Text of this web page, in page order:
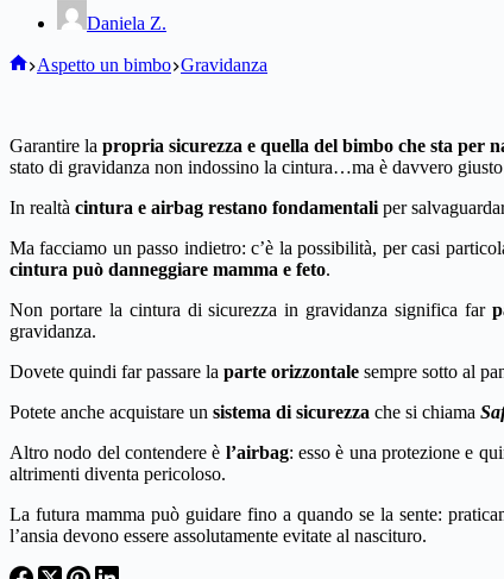
Daniela Z.
Home
Aspetto un bimbo Gravidanza
Garantire lapropria sicurezza e quella del bimbo che sta per
stato di gravidanza non indossino la cintura…ma è davvero
In realtà cintura e airbag restano fondamentali per
Ma facciamo un passo indietro: c’è la possibilità, per casi
cintura può danneggiare mamma e feto.
Non portare la cintura di sicurezza in gravidanza significa far
gravidanza.
Dovete quindi far passare la parte orizzontale sempre sotto al
Potete anche acquistare un sistema di sicurezza che si chiama
Altro nodo del contendere è l’airbag: esso è una protezione e
altrimenti diventa pericoloso.
La futura mamma può guidare fino a quando se la sente:
l’ansia devono essere assolutamente evitate al nascituro.